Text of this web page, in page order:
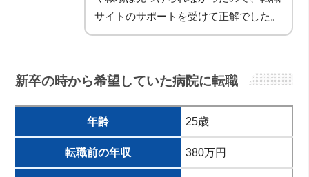
サイトのサポートを受けて正解でした。
新卒の時から希望していた病院に転職
年齢 25歳
転職前の年収 380万円